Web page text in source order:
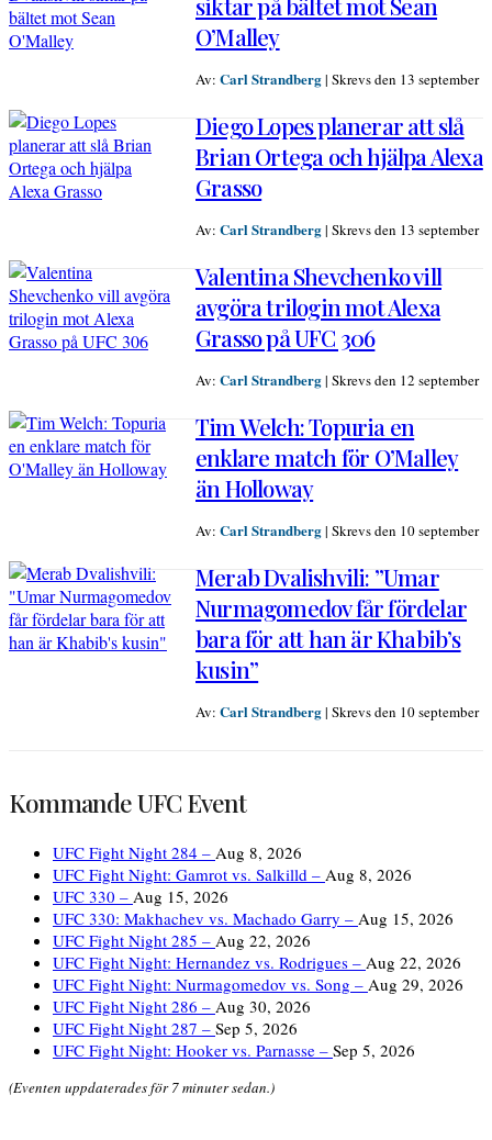
O’Malley
Av: Carl Strandberg| Skrevs den 13 september
Diego Lopes planerar att slå
Brian Ortega och hjälpa Alexa
Grasso
Av: Carl Strandberg| Skrevs den 13 september
Valentina Shevchenko vill
avgöra trilogin mot Alexa
Grasso på UFC 306
Av: Carl Strandberg| Skrevs den 12 september
Tim Welch: Topuria en
enklare match för O’Malley
än Holloway
Av: Carl Strandberg| Skrevs den 10 september
Merab Dvalishvili: ”Umar
Nurmagomedov får fördelar
bara för att han är Khabib’s
kusin”
Av: Carl Strandberg| Skrevs den 10 september
Kommande UFC Event
UFC Fight Night 284 – Aug 8, 2026
UFC Fight Night: Gamrot vs. Salkilld – Aug 8, 2026
UFC 330 – Aug 15, 2026
UFC 330: Makhachev vs. Machado Garry – Aug 15, 2026
UFC Fight Night 285 – Aug 22, 2026
UFC Fight Night: Hernandez vs. Rodrigues – Aug 22, 2026
UFC Fight Night: Nurmagomedov vs. Song – Aug 29, 2026
UFC Fight Night 286 – Aug 30, 2026
UFC Fight Night 287 – Sep 5, 2026
UFC Fight Night: Hooker vs. Parnasse – Sep 5, 2026
(Eventen uppdaterades för 7 minuter sedan.)